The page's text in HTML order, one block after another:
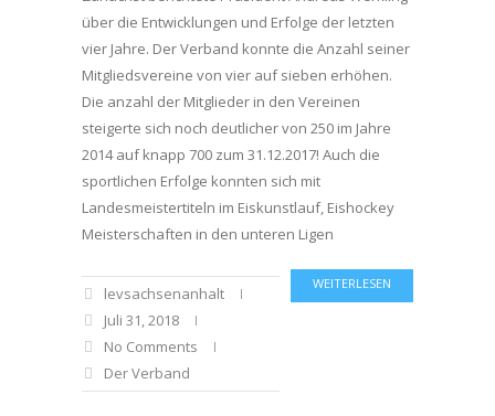
über die Entwicklungen und Erfolge der letzten
vier Jahre. Der Verband konnte die Anzahl seiner
Mitgliedsvereine von vier auf sieben erhöhen.
Die anzahl der Mitglieder in den Vereinen
steigerte sich noch deutlicher von 250 im Jahre
2014 auf knapp 700 zum 31.12.2017! Auch die
sportlichen Erfolge konnten sich mit
Landesmeistertiteln im Eiskunstlauf, Eishockey
Meisterschaften in den unteren Ligen
WEITERLESEN
levsachsenanhalt
Juli 31, 2018
No Comments
Der Verband